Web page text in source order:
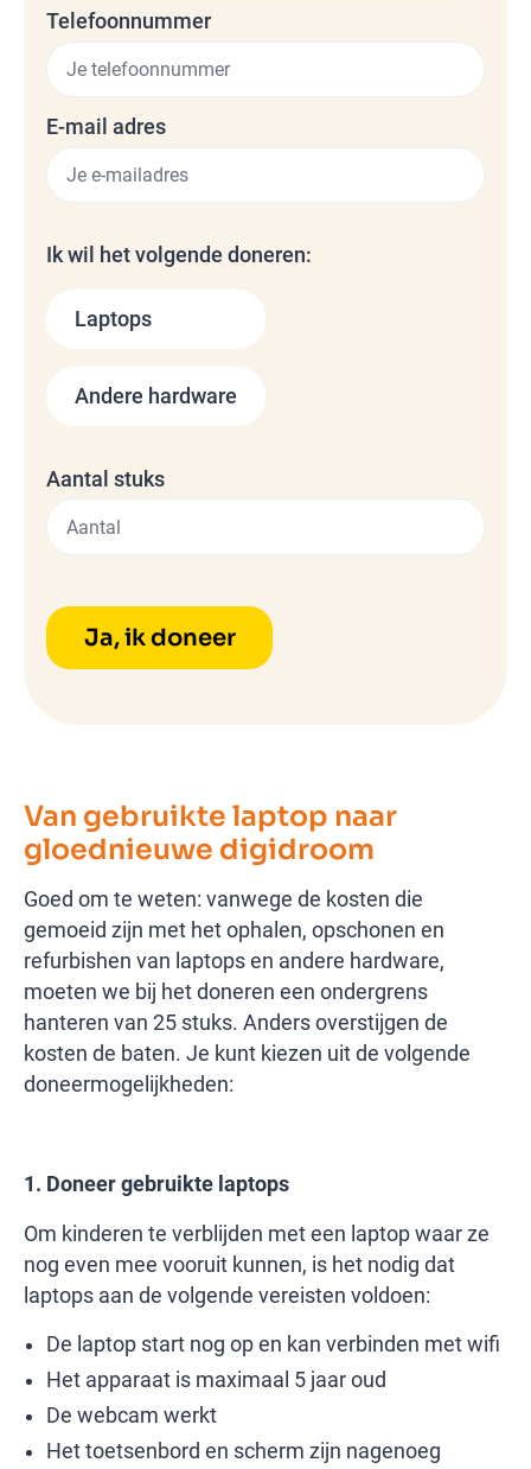
Telefoonnummer
E-mail adres
Ik wil het volgende doneren:
Laptops
Andere hardware
Aantal stuks
Van gebruikte laptop naar
gloednieuwe digidroom
Goed om te weten: vanwege de kosten die
gemoeid zijn met het ophalen, opschonen en
refurbishen van laptops en andere hardware,
moeten we bij het doneren een ondergrens
hanteren van 25 stuks. Anders overstijgen de
kosten de baten. Je kunt kiezen uit de volgende
doneermogelijkheden:
1. Doneer gebruikte laptops
Om kinderen te verblijden met een laptop waar ze
nog even mee vooruit kunnen, is het nodig dat
laptops aan de volgende vereisten voldoen:
De laptop start nog op en kan verbinden met wifi
Het apparaat is maximaal 5 jaar oud
De webcam werkt
Het toetsenbord en scherm zijn nagenoeg